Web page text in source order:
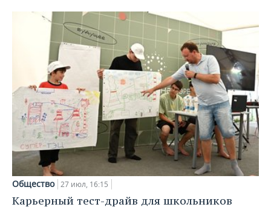
Общество 27 июл, 16:15
Карьерный тест-драйв для школьников